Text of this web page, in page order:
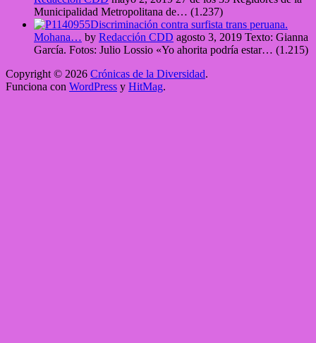
Municipalidad Metropolitana de… (1.237)
Discriminación contra surfista trans peruana.
Mohana… by Redacción CDD agosto 3, 2019 Texto: Gianna
García. Fotos: Julio Lossio «Yo ahorita podría estar… (1.215)
Copyright © 2026 Crónicas de la Diversidad.
Funciona con WordPress y HitMag.